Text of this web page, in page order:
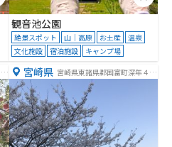
観音池公園
絶景スポット 山｜高原 お土産
温泉
文化施設
宿泊施設 キャンプ場
宮崎県 宮崎県東諸県郡国富町深年４１
０６−３０